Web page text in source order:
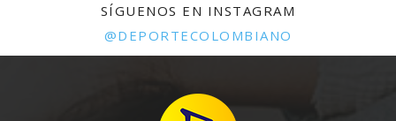
SÍGUENOS EN INSTAGRAM
@DEPORTECOLOMBIANO